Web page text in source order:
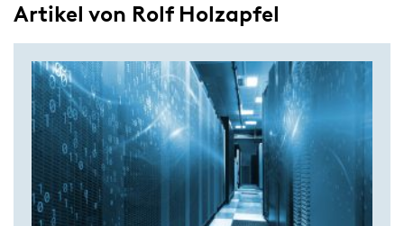
Artikel von Rolf Holzapfel